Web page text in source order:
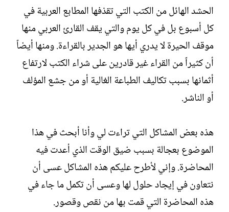
الحشد الهائل من الكتب التي تقذفها المطابع العربية في
كل أسبوع بل في كل يوم والتي يقف القارئ العربي منها
موقف الحيرة لا يدري أيها هو الجدير بالقراءة. ومنها أيضاً
أن كثيراً من القراء غير قادرين على شراء الكتب لارتفاع
أثمانها بسبب تكاليف الطباعة الغالية أو من جشع المؤلف
أو الناشر.‏
هذه بعض المشاكل التي تراءت لي وأنا أبحث في هذا
الموضوع بعجالة بسبب ضيق الوقت الذي أعدت فيه
المحاضرة. وإني لأطرح عليكم هذه المشاكل عسى أن
نتعاون في إيجاد حلول لها وعسى أن تكمل ما جاء في
هذه المحاضرة التي قمت بها من نقص وقصور.‏